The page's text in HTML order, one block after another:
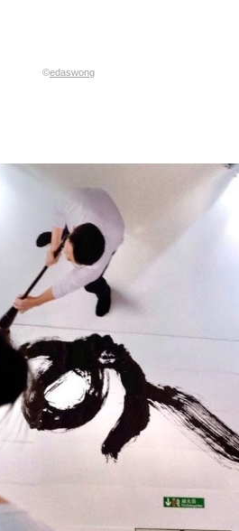
©edaswong